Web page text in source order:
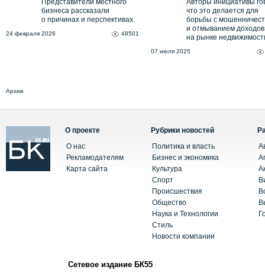
Представители местного
бизнеса рассказали
о причинах и перспективах.
24 февраля 2026 48501
Авторы инициативы
что это делается для
борьбы с
и отмыванием доходов
на рынке
07 июля 2025
Архив
О проекте
О нас
Рекламодателям
Карта сайта
Рубрики новостей
Политика и власть
Бизнес и экономика
Культура
Спорт
Происшествия
Общество
Наука и Технологии
Стиль
Новости компании
Сетевое издание БК55